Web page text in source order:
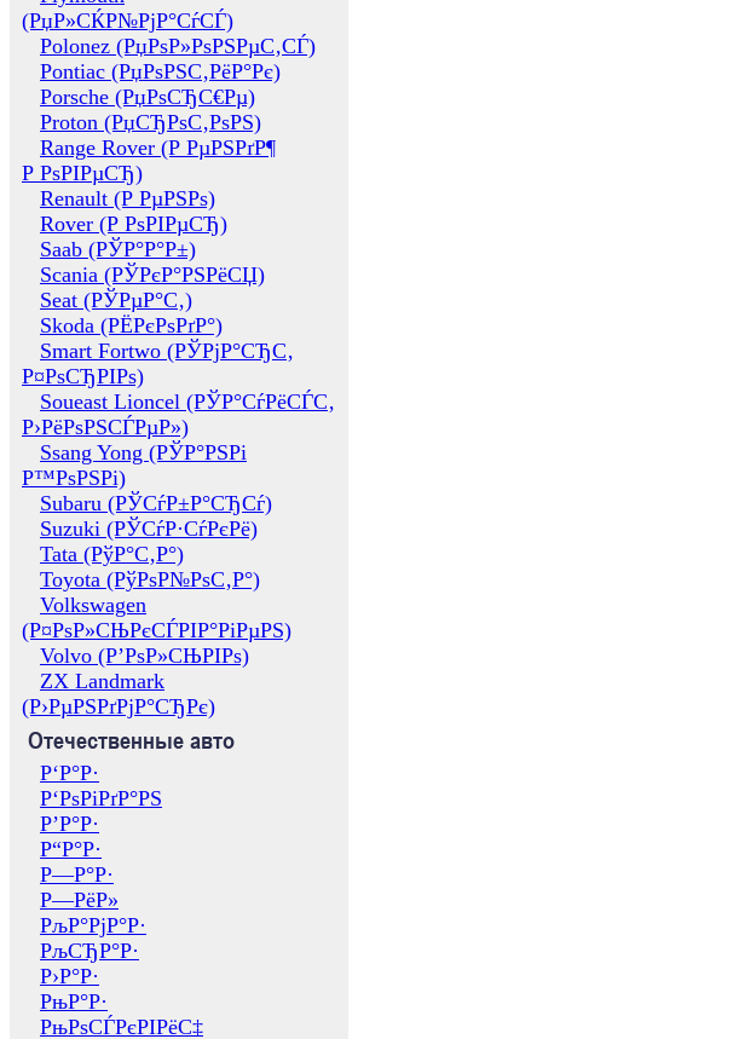
(РџР»СЌР№РјР°СѓСЃ)
Polonez (РџРѕР»РѕРЅРµС‚СЃ)
Pontiac (РџРѕРЅС‚РёР°Рє)
Porsche (РџРѕСЂС€Рµ)
Proton (РџСЂРѕС‚РѕРЅ)
Range Rover (Р РµРЅРґР¶
Р РѕРІРµСЂ)
Renault (Р РµРЅРѕ)
Rover (Р РѕРІРµСЂ)
Saab (РЎР°Р°Р±)
Scania (РЎРєР°РЅРёСЏ)
Seat (РЎРµР°С‚)
Skoda (РЁРєРѕРґР°)
Smart Fortwo (РЎРјР°СЂС‚
Р¤РѕСЂРІРѕ)
Soueast Lioncel (РЎР°СѓРёСЃС‚
Р›РёРѕРЅСЃРµР»)
Ssang Yong (РЎР°РЅРі
Р™РѕРЅРі)
Subaru (РЎСѓР±Р°СЂСѓ)
Suzuki (РЎСѓР·СѓРєРё)
Tata (РўР°С‚Р°)
Toyota (РўРѕР№РѕС‚Р°)
Volkswagen
(Р¤РѕР»СЊРєСЃРІР°РіРµРЅ)
Volvo (Р’РѕР»СЊРІРѕ)
ZX Landmark
(Р›РµРЅРґРјР°СЂРє)
Отечественные авто
Р‘Р°Р·
Р‘РѕРіРґР°РЅ
Р’Р°Р·
Р“Р°Р·
Р—Р°Р·
Р—РёР»
РљР°РјР°Р·
РљСЂР°Р·
Р›Р°Р·
РњР°Р·
РњРѕСЃРєРІРёС‡